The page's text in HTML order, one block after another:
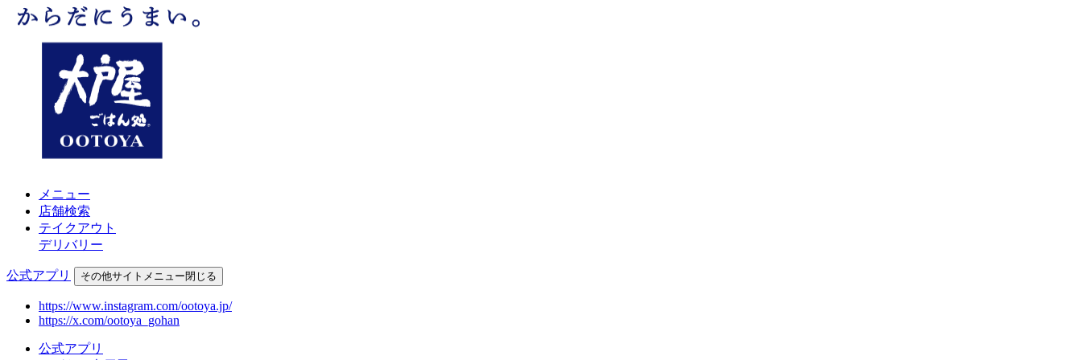
メニュー
店舗検索
テイクアウト
デリバリー
公式アプリ その他サイトメニュー閉じる
https://www.instagram.com/ootoya.jp/
https://x.com/ootoya_gohan
公式アプリ